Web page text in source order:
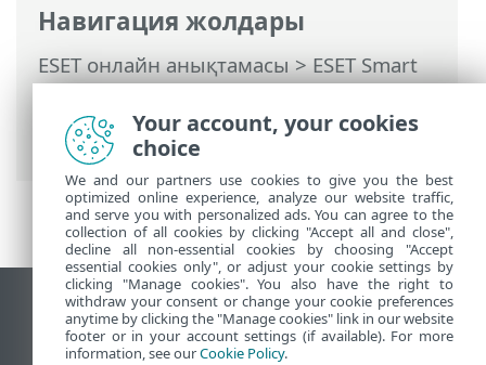
Навигация жолдары
ESET онлайн анықтамасы>ESET Smart
Security Premium>ESET Smart Security
Premium Бағдарламасымен жұмыс істеу
Реттеу > Желіні қорғау
Жұмыс үстеліндегі сайтты қарау
End of Life
Your account, your cookies
choice
We and our partners use cookies to give you the best
optimized online experience, analyze our website traffic,
and serve you with personalized ads. You can agree to the
collection of all cookies by clicking "Accept all and close",
decline all non-essential cookies by choosing "Accept
essential cookies only", or adjust your cookie settings by
clicking "Manage cookies". You also have the right to
withdraw your consent or change your cookie preferences
anytime by clicking the "Manage cookies" link in our website
footer or in your account settings (if available). For more
information, see ourCookie Policy.